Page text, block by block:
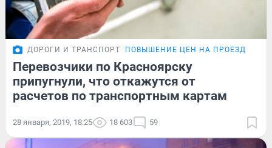
ДОРОГИ И ТРАНСПОРТ ПОВЫШЕНИЕ ЦЕН НА ПРОЕЗД
Перевозчики по Красноярску
припугнули, что откажутся от
расчетов по транспортным картам
28 января, 2019, 18:25 18 603 59